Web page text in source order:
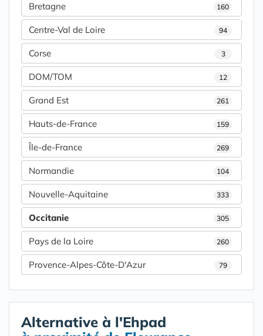
Bretagne 160
Centre-Val de Loire 94
Corse 3
DOM/TOM 12
Grand Est 261
Hauts-de-France 159
Île-de-France 269
Normandie 104
Nouvelle-Aquitaine 333
Occitanie 305
Pays de la Loire 260
Provence-Alpes-Côte-D'Azur 79
Alternative à l'Ehpad